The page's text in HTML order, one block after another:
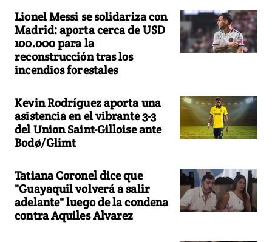
Lionel Messi se solidariza con
Madrid: aporta cerca de USD
100.000 para la
reconstrucción tras los
incendios forestales
Kevin Rodríguez aporta una
asistencia en el vibrante 3-3
del Union Saint-Gilloise ante
Bodø/Glimt
Tatiana Coronel dice que
"Guayaquil volverá a salir
adelante" luego de la condena
contra Aquiles Alvarez